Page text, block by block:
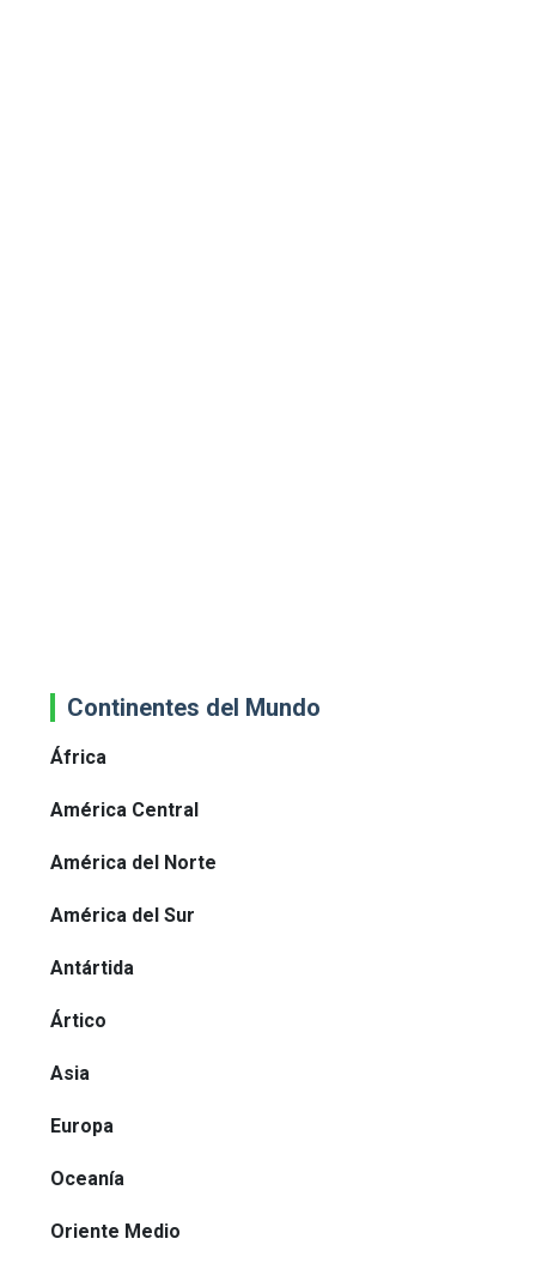
Continentes del Mundo
África
América Central
América del Norte
América del Sur
Antártida
Ártico
Asia
Europa
Oceanía
Oriente Medio